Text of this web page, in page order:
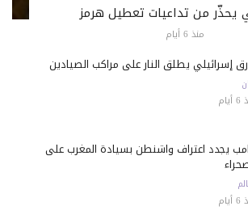
يحذّر من تداعيات تعطيل هرمز
منذ 6 أيام
إسرائيلي يطلق النار على مراكب الصيادين
يجدد اعتراف واشنطن بسيادة المغرب على